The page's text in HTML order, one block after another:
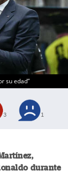
su edad”
3 1
durante